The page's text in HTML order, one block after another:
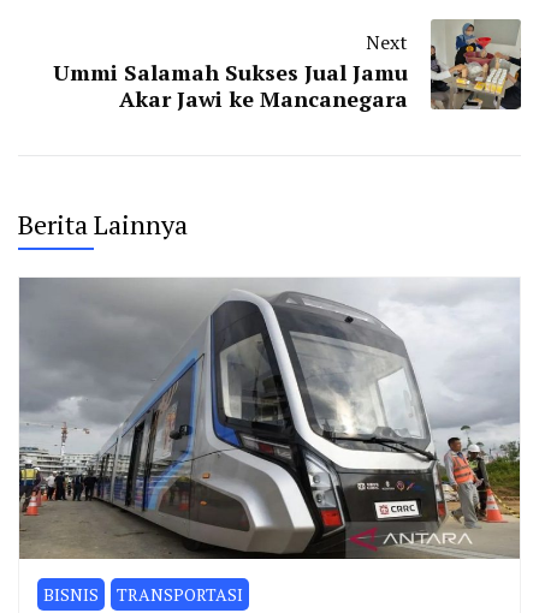
Next
Ummi Salamah Sukses Jual Jamu
Akar Jawi ke Mancanegara
Berita Lainnya
BISNIS TRANSPORTASI